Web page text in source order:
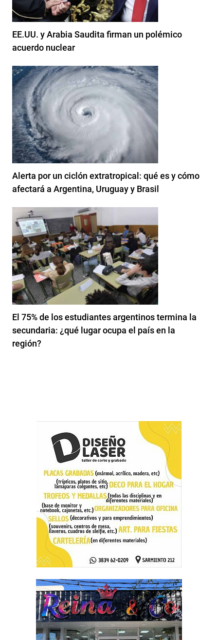
EE.UU. y Arabia Saudita firman un polémico
acuerdo nuclear
Alerta por un ciclón extratropical: qué es y cómo
afectará a Argentina, Uruguay y Brasil
El 75% de los estudiantes argentinos termina la
secundaria: ¿qué lugar ocupa el país en la
región?